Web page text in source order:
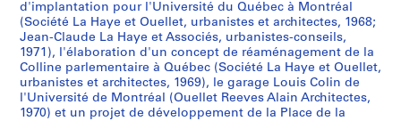
-
2
0
0
2
AP129.S1
d'implantation pour l'Université du Québec à Montréal
(Société La Haye et Ouellet, urbanistes et architectes, 1968;
Jean-Claude La Haye et Associés, urbanistes-conseils,
1971), l'élaboration d'un concept de réaménagement de la
Colline parlementaire à Québec (Société La Haye et Ouellet,
urbanistes et architectes, 1969), le garage Louis Colin de
l'Université de Montréal (Ouellet Reeves Alain Architectes,
1970) et un projet de développement de la Place de la